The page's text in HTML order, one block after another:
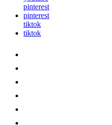
pinterest
pinterest
tiktok
tiktok